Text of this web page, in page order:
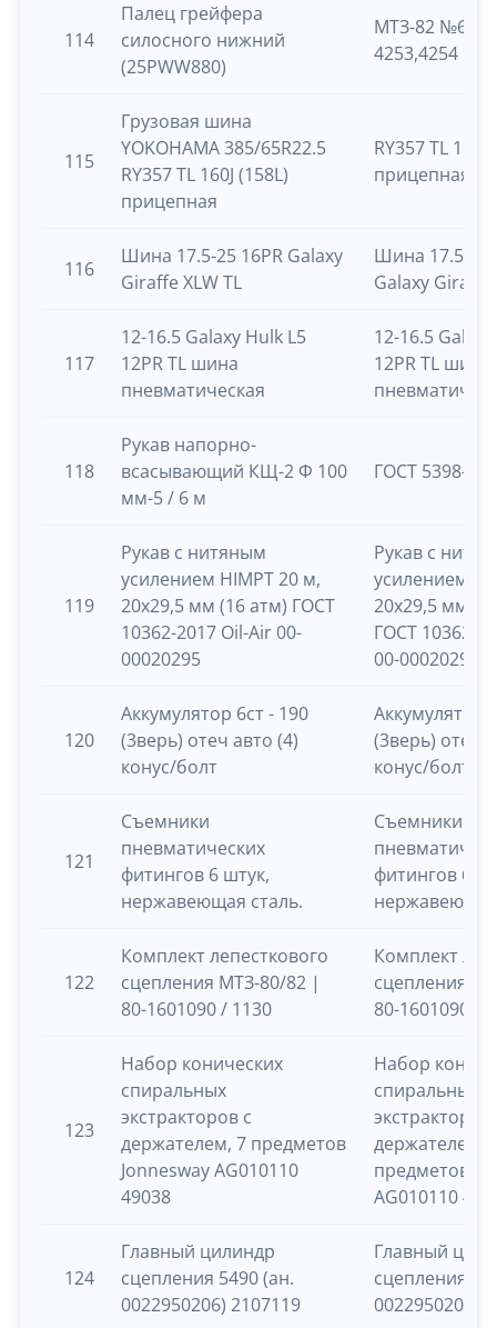
114
Палец грейфера
силосного нижний
(25PWW880)
МТЗ-82
4253,4254
115
Грузовая шина
YOKOHAMA 385/65R22.5
RY357 TL 160J (158L)
прицепная
RY357 TL 160J
прицепная
116
Шина 17.5-25 16PR Galaxy
Giraffe XLW TL
Шина 17.5-25
Galaxy Giraffe
117
12-16.5 Galaxy Hulk L5
12PR TL шина
пневматическая
12-16.5
12PR TL шина
118
Рукав напорно-
всасывающий КЩ-2 Ф 100
мм-5 / 6 м
ГОСТ 5398-76
119
Рукав с нитяным
усилением HIMPT 20 м,
20х29,5 мм (16 атм) ГОСТ
10362-2017 Oil-Air 00-
00020295
Рукав с
усилением
20х29,5 мм
ГОСТ 10362-
00-00020295
120
Аккумулятор 6ст - 190
(3верь) отеч авто (4)
конус/болт
Аккумулятор
(3верь) отеч
конус/болт
121
Съемники
пневматических
фитингов 6 штук,
нержавеющая сталь.
Съемники
фитингов 6
122
Комплект лепесткового
сцепления МТЗ-80/82 |
80-1601090 / 1130
Комплект
сцепления
80-1601090 /
123
Набор конических
спиральных
экстракторов с
держателем, 7 предметов
Jonnesway AG010110
49038
Набор
спиральных
экстракторов
держателем,
предметов
AG010110
124
Главный цилиндр
сцепления 5490 (ан.
0022950206) 2107119
Главный
сцепления
0022950206)